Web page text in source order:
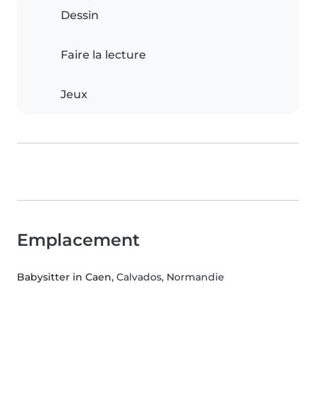
Dessin
Faire la lecture
Jeux
Emplacement
Babysitter in Caen, Calvados, Normandie